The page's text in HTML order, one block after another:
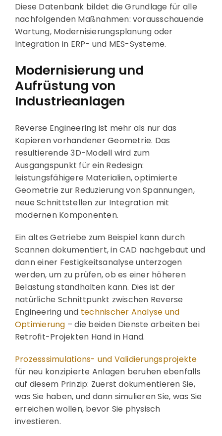
Diese Datenbank bildet die Grundlage für alle
nachfolgenden Maßnahmen: vorausschauende
Wartung, Modernisierungsplanung oder
Integration in ERP- und MES-Systeme.
Modernisierung und
Aufrüstung von
Industrieanlagen
Reverse Engineering ist mehr als nur das
Kopieren vorhandener Geometrie. Das
resultierende 3D-Modell wird zum
Ausgangspunkt für ein Redesign:
leistungsfähigere Materialien, optimierte
Geometrie zur Reduzierung von Spannungen,
neue Schnittstellen zur Integration mit
modernen Komponenten.
Ein altes Getriebe zum Beispiel kann durch
Scannen dokumentiert, in CAD nachgebaut und
dann einer Festigkeitsanalyse unterzogen
werden, um zu prüfen, ob es einer höheren
Belastung standhalten kann. Dies ist der
natürliche Schnittpunkt zwischen Reverse
Engineering und technischer Analyse und
Optimierung – die beiden Dienste arbeiten bei
Retrofit-Projekten Hand in Hand.
Prozesssimulations- und Validierungsprojekte
für neu konzipierte Anlagen beruhen ebenfalls
auf diesem Prinzip: Zuerst dokumentieren Sie,
was Sie haben, und dann simulieren Sie, was Sie
erreichen wollen, bevor Sie physisch
investieren.